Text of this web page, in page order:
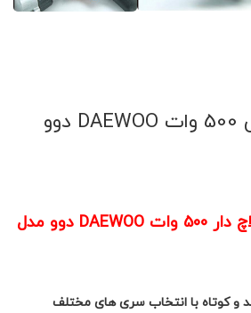
پیچ گوشتی برقی 500 وات DAEWOO دوو
پیچ گوشتی برقی کلاچ دار 500 وات DAEWOO دوو مدل
و کوتاه با انتخاب سری های مختلف